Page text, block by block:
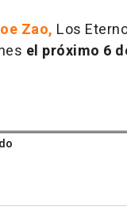
Zao, Los
el próximo 6